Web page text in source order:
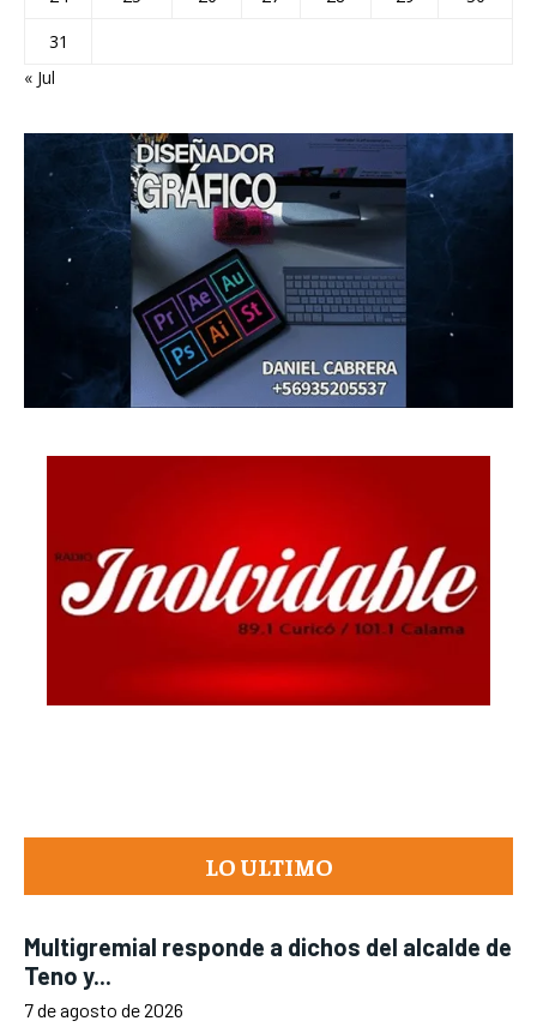
31
« Jul
LO ULTIMO
Multigremial responde a dichos del alcalde de
Teno y...
7 de agosto de 2026